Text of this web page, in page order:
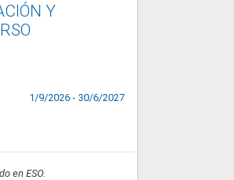
Y
1/9/2026 - 30/6/2027
en ESO.